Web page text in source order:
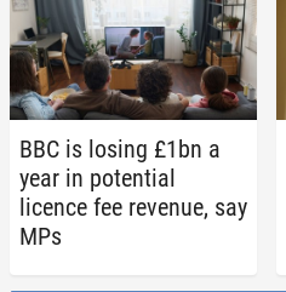
BBC is losing £1bn a
year in po­ten­tial
licence fee revenue, say
MPs